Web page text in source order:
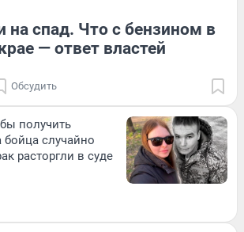
спад. Что с бензином в
— ответ властей
Обсудить
получить
случайно
расторгли в суде